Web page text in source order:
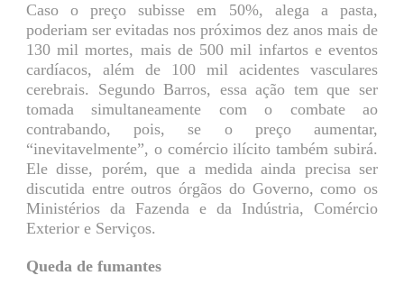
Caso o preço subisse em 50%, alega a pasta,
poderiam ser evitadas nos próximos dez anos mais de
130 mil mortes, mais de 500 mil infartos e eventos
cardíacos, além de 100 mil acidentes vasculares
cerebrais. Segundo Barros, essa ação tem que ser
tomada simultaneamente com o combate ao
contrabando, pois, se o preço aumentar,
“inevitavelmente”, o comércio ilícito também subirá.
Ele disse, porém, que a medida ainda precisa ser
discutida entre outros órgãos do Governo, como os
Ministérios da Fazenda e da Indústria, Comércio
Exterior e Serviços.
Queda de fumantes